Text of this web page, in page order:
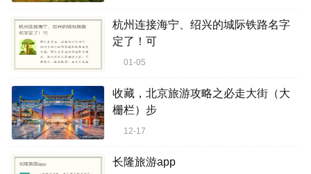
杭州连接海宁、绍兴的城际铁路名字
定了！可
01-05
收藏，北京旅游攻略之必走大街（大
栅栏）步
12-17
长隆旅游app